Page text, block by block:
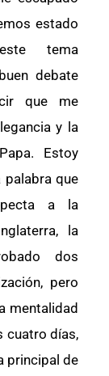
estado
tema
debate
que me
y la
Estoy
que
a la
la
dos
pero
mentalidad
cuatro días,
principal de